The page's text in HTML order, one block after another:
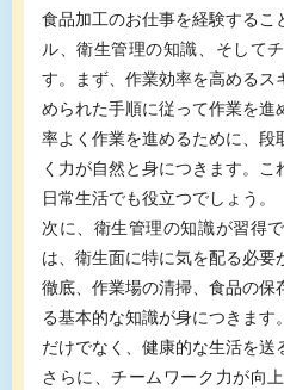
食品加工のお仕事を経験する
ル、衛生管理の知識、そして
す。まず、作業効率を高める
められた手順に従って作業を
率よく作業を進めるために、
く力が自然と身につきます。
日常生活でも役立つでしょう。
次に、衛生管理の知識が習得
は、衛生面に特に気を配る必
徹底、作業場の清掃、食品の
る基本的な知識が身につきま
だけでなく、健康的な生活を送
さらに、チームワーク力が向